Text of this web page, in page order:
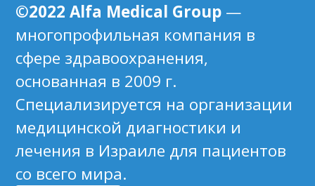
©2022 Alfa Medical Group —
многопрофильная компания в
сфере здравоохранения,
основанная в 2009 г.
Специализируется на организации
медицинской диагностики и
лечения в Израиле для пациентов
со всего мира.